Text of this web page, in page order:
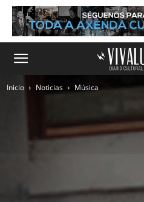
Inicio Noticias Música